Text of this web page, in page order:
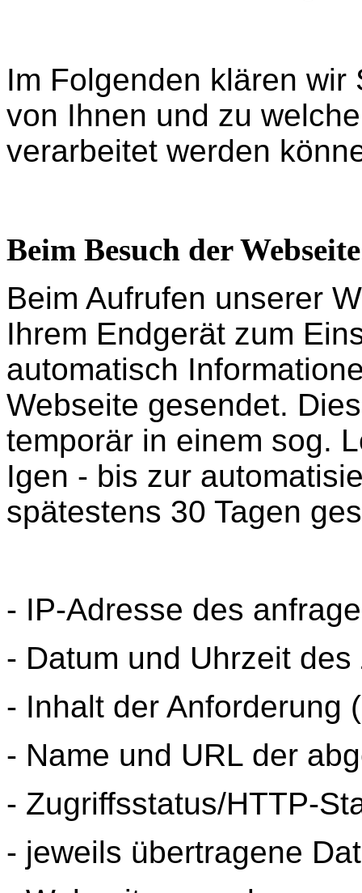
Im Folgenden klären
von Ihnen und zu
verarbeitet werden
Beim Besuch der Webseite
Beim Aufrufen unserer
Ihrem Endgerät zum
automatisch
Webseite gesendet.
temporär in einem sog.
Igen - bis zur
spätestens 30 Tagen
- IP-Adresse des
- Datum und Uhrzeit des
- Inhalt der Anforderung
- Name und URL der
- Zugriffsstatus/HTTP-
- jeweils übertragene